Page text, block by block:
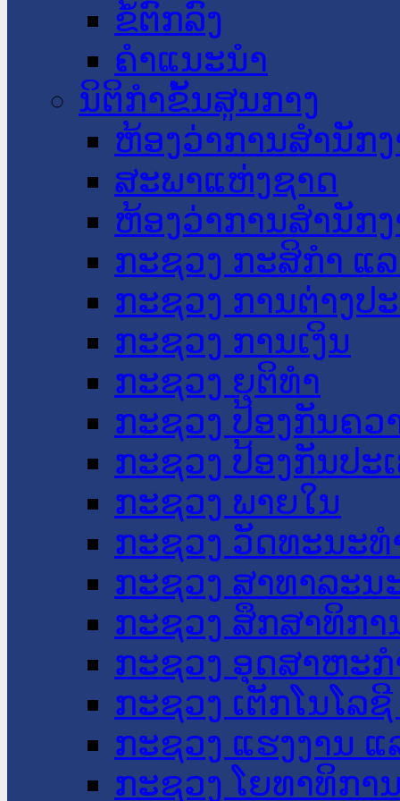
ຂໍ້ຕົກລົງ
ຄໍາແນະນໍາ
ນິຕິກໍາຂັ້ນສູນກາງ
ຫ້ອງວ່າການສໍານັກ
ສະພາແຫ່ງຊາດ
ຫ້ອງວ່າການສຳນັກ
ກະຊວງ ກະສິກຳ ແ
ກະຊວງ ການຕ່າງປ
ກະຊວງ ການເງິນ
ກະຊວງ ຍຸຕິທໍາ
ກະຊວງ ປ້ອງກັນຄວ
ກະຊວງ ປ້ອງກັນປະ
ກະຊວງ ພາຍໃນ
ກະຊວງ ວັດທະນະ
ກະຊວງ ສາທາລະນ
ກະຊວງ ສຶກສາທິກາ
ກະຊວງ ອຸດສາຫະ
ກະຊວງ ເຕັກໂນໂລ
ກະຊວງ ແຮງງານ
ກະຊວງ ໂຍທາທິກາ